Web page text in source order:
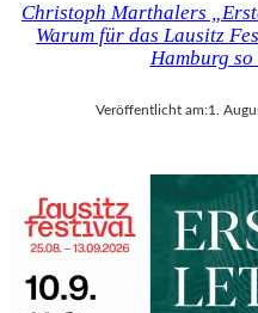
Christoph Marthalers
Warum für das Lausitz
Hamburg
Veröffentlicht am:1.